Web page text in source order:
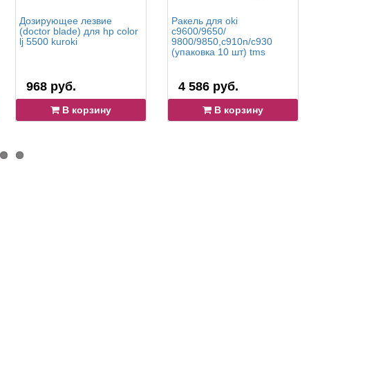
Дозирующее лезвие
(doctor blade) для hp color
lj 5500 kuroki
968 руб.
В корзину
Ракель для oki
c9600/9650/
9800/9850,c910n/c930
(упаковка 10 шт) tms
4 586 руб.
В корзину